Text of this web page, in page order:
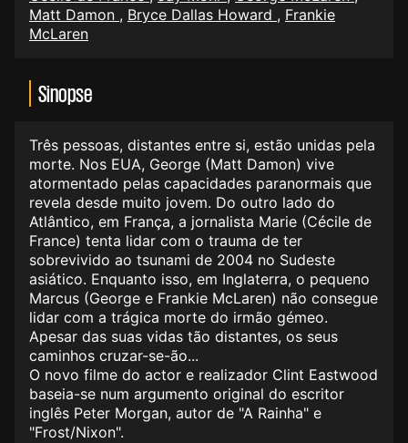
Matt Damon , Bryce Dallas Howard , Frankie
McLaren
Sinopse
Três pessoas, distantes entre si, estão unidas pela
morte. Nos EUA, George (Matt Damon) vive
atormentado pelas capacidades paranormais que
revela desde muito jovem. Do outro lado do
Atlântico, em França, a jornalista Marie (Cécile de
France) tenta lidar com o trauma de ter
sobrevivido ao tsunami de 2004 no Sudeste
asiático. Enquanto isso, em Inglaterra, o pequeno
Marcus (George e Frankie McLaren) não consegue
lidar com a trágica morte do irmão gémeo.
Apesar das suas vidas tão distantes, os seus
caminhos cruzar-se-ão...
O novo filme do actor e realizador Clint Eastwood
baseia-se num argumento original do escritor
inglês Peter Morgan, autor de "A Rainha" e
"Frost/Nixon".